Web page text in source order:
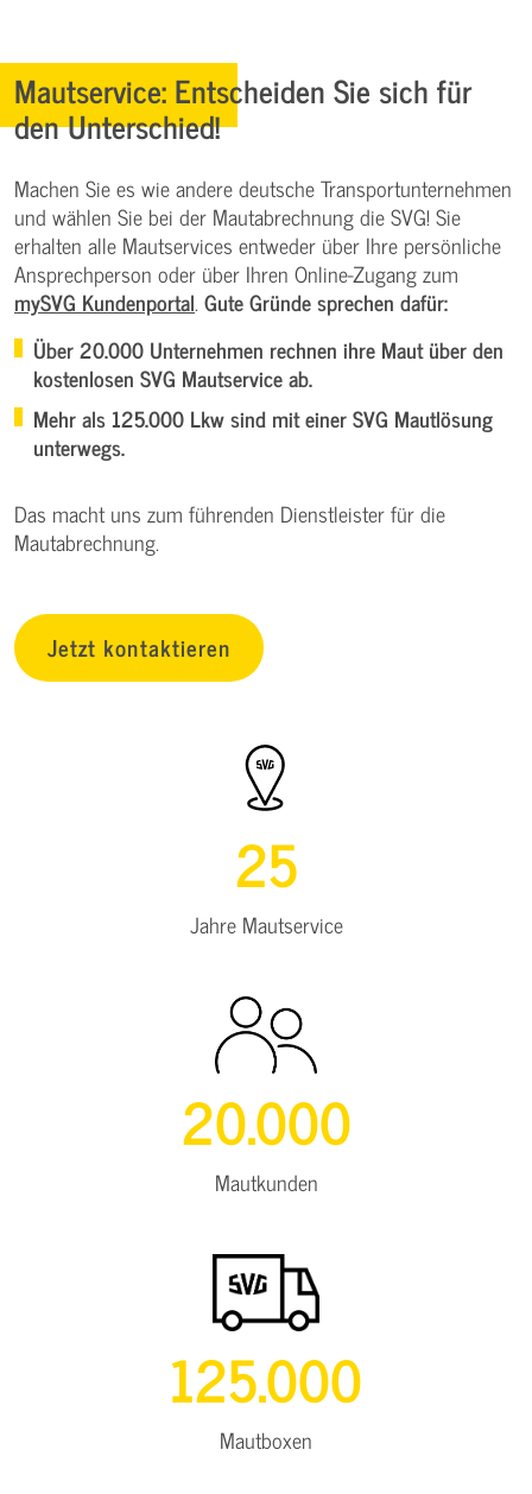
Mautservice: Entscheiden Sie sich für
den Unterschied!
Machen Sie es wie andere deutsche Transportunternehmen
und wählen Sie bei der Mautabrechnung die SVG! Sie
erhalten alle Mautservices entweder über Ihre persönliche
Ansprechperson oder über Ihren Online-Zugang zum
mySVG Kundenportal. Gute Gründe sprechen dafür:
Über 20.000 Unternehmen rechnen ihre Maut über den
kostenlosen SVG Mautservice ab.
Mehr als 125.000 Lkw sind mit einer SVG Mautlösung
unterwegs.
Das macht uns zum führenden Dienstleister für die
Mautabrechnung.
Jetzt kontaktieren
25
Jahre Mautservice
20.000
Mautkunden
125.000
Mautboxen